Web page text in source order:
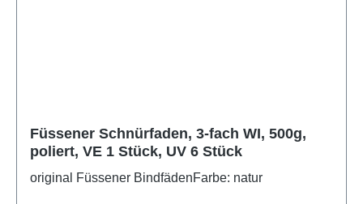
Füssener Schnürfaden, 3-fach WI, 500g,
poliert, VE 1 Stück, UV 6 Stück
original Füssener BindfädenFarbe: natur